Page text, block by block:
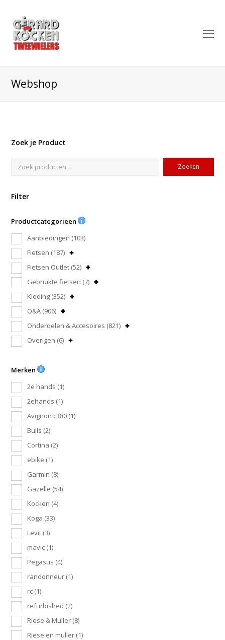
Webshop
Zoek je Product
Zoeken
Filter
Productcategorieën
Aanbiedingen (103)
Fietsen (187)
Fietsen Outlet (52)
Gebruikte fietsen (7)
Kleding (352)
O&A (906)
Onderdelen & Accesoires (821)
Overigen (6)
Merken
2e hands (1)
2ehands (1)
Avignon c380 (1)
Bulls (2)
Cortina (2)
ebike (1)
Garmin (8)
Gazelle (54)
Kocken (4)
Koga (33)
Levit (3)
mavic (1)
Pegasus (4)
randonneur (1)
rc (1)
refurbished (2)
Riese & Muller (8)
Riese en muller (1)